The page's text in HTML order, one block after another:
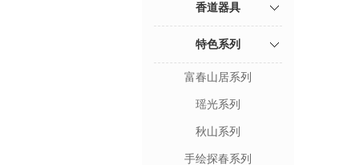
香道器具
特色系列
富春山居系列
瑶光系列
秋山系列
手绘探春系列